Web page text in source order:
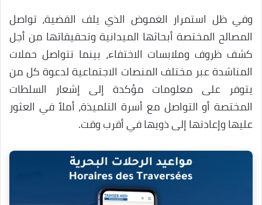
وفي ظل استمرار الغموض الذي يلف القضية، تواصل
المصالح المختصة أبحاثها الميدانية وتحقيقاتها من أجل
كشف ظروف وملابسات الاختفاء، بينما تتواصل حملات
المناشدة عبر مختلف المنصات الاجتماعية لدعوة كل من
يتوفر على معلومات مؤكدة إلى إشعار السلطات
المختصة أو التواصل مع أسرة التلميذة، أملاً في العثور
عليها وإعادتها إلى ذويها في أقرب وقت.